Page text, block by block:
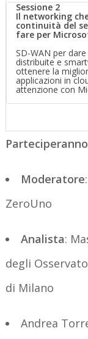
Sessione 2
Il networking
continuità del
fare per
SD-WAN per
distribuite e
ottenere la
applicazioni in
attenzione con
Parteciperanno
Moderatore
ZeroUno
Analista:
degli
di Milano
Andrea